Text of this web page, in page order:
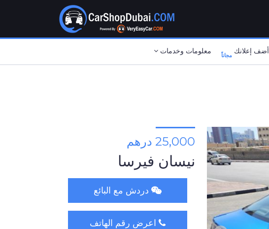
أضف إعلانك مجاناً معلومات وخدمات
25,000 درهم
نيسان فيرسا
دردش مع البائع
اعرض رقم الهاتف